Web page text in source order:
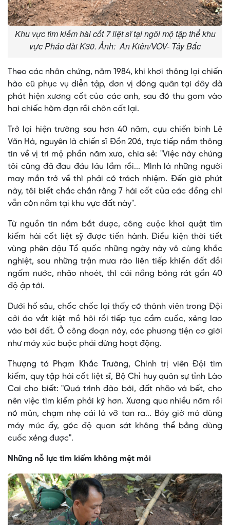
Khu vực tìm kiếm hài cốt 7 liệt sĩ tại ngôi mộ tập thể khu
vực Pháo đài K30. Ảnh: An Kiên/VOV- Tây Bắc
Theo các nhân chứng, năm 1984, khi khơi thông lại chiến
hào cũ phục vụ diễn tập, đơn vị đóng quân tại đây đã
phát hiện xương cốt của các anh, sau đó thu gom vào
hai chiếc hòm đạn rồi chôn cất lại.
Trở lại hiện trường sau hơn 40 năm, cựu chiến binh Lê
Văn Hà, nguyên là chiến sĩ Đồn 206, trực tiếp nắm thông
tin về vị trí mộ phần năm xưa, chia sẻ: "Việc này chúng
tôi cũng đã đau đáu lâu lắm rồi... Mình là những người
may mắn trở về thì phải có trách nhiệm. Đến giờ phút
này, tôi biết chắc chắn rằng 7 hài cốt của các đồng chí
vẫn còn nằm tại khu vực đất này".
Từ nguồn tin nắm bắt được, công cuộc khai quật tìm
kiếm hài cốt liệt sỹ được tiến hành. Điều kiện thời tiết
vùng phên dậu Tổ quốc những ngày này vô cùng khắc
nghiệt, sau những trận mưa rào liên tiếp khiến đất đồi
ngấm nước, nhão nhoét, thì cái nắng bỏng rát gần 40
độ ập tới.
Dưới hố sâu, chốc chốc lại thấy có thành viên trong Đội
cởi áo vắt kiệt mồ hôi rồi tiếp tục cầm cuốc, xẻng lao
vào bới đất. Ở công đoạn này, các phương tiện cơ giới
như máy xúc buộc phải dừng hoạt động.
Thượng tá Phạm Khắc Trường, Chính trị viên Đội tìm
kiếm, quy tập hài cốt liệt sĩ, Bộ Chỉ huy quân sự tỉnh Lào
Cai cho biết: "Quá trình đào bới, đất nhão và bết, cho
nên việc tìm kiếm phải kỹ hơn. Xương qua nhiều năm rồi
nó mủn, chạm nhẹ cái là vỡ tan ra... Bây giờ mà dùng
máy múc ấy, góc độ quan sát không thể bằng dùng
cuốc xẻng được".
Những nỗ lực tìm kiếm không mệt mỏi